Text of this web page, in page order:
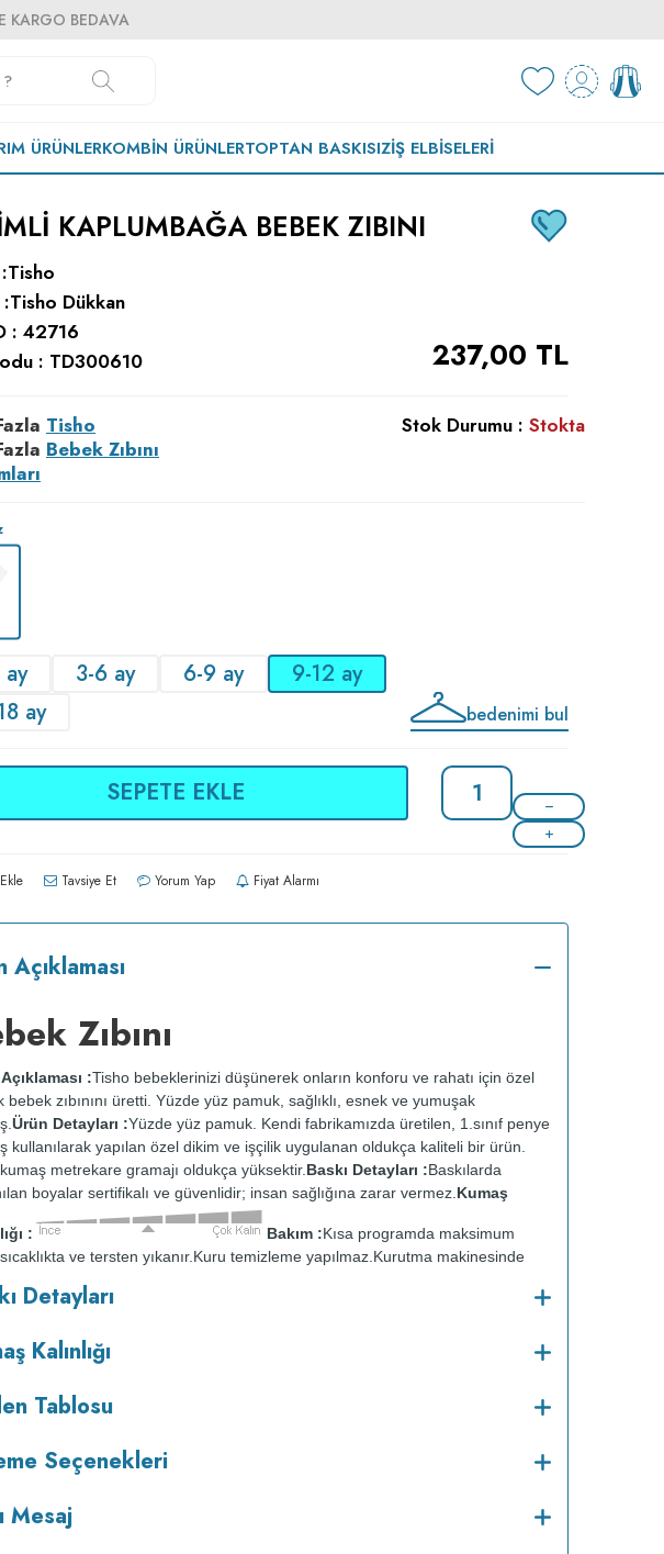
KARGO BEDAVA
ÜRÜNLERKOMBIN ÜRÜNLERTOPTAN BASKISIZİŞ ELBISELERI
KAPLUMBAĞA BEBEK ZIBINI
Tisho
Tisho Dükkan
: 42716
: TD300610 237,00 TL
Tisho
Bebek Zıbını
Stok Durumu : Stokta
3-6 ay 6-9 ay
9-12 ay
ay
bedenimi bul
SEPETE EKLE
Tavsiye Et Yorum Yap Fiyat Alarmı
Açıklaması
Zıbını
:Tisho bebeklerinizi düşünerek onların konforu ve rahatı için özel
bebek zıbınını üretti. Yüzde yüz pamuk, sağlıklı, esnek ve yumuşak
Ürün Detayları :Yüzde yüz pamuk. Kendi fabrikamızda üretilen, 1.sınıf penye
kullanılarak yapılan özel dikim ve işçilik uygulanan oldukça kaliteli bir ürün.
metrekare gramajı oldukça yüksektir. Baskı Detayları :Baskılarda
boyalar sertifikalı ve güvenlidir; insan sağlığına zarar vermez. Kumaş
: Bakım :Kısa programda maksimum
ve tersten yıkanır. Kuru temizleme yapılmaz. Kurutma makinesinde
Detayları
Kalınlığı
Tablosu
Seçenekleri
Mesaj